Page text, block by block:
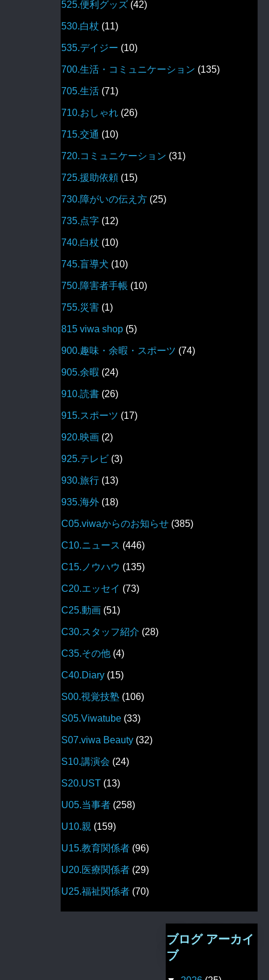
525.便利グッズ (42)
530.白杖 (11)
535.デイジー (10)
700.生活・コミュニケーション (135)
705.生活 (71)
710.おしゃれ (26)
715.交通 (10)
720.コミュニケーション (31)
725.援助依頼 (15)
730.障がいの伝え方 (25)
735.点字 (12)
740.白杖 (10)
745.盲導犬 (10)
750.障害者手帳 (10)
755.災害 (1)
815 viwa shop (5)
900.趣味・余暇・スポーツ (74)
905.余暇 (24)
910.読書 (26)
915.スポーツ (17)
920.映画 (2)
925.テレビ (3)
930.旅行 (13)
935.海外 (18)
C05.viwaからのお知らせ (385)
C10.ニュース (446)
C15.ノウハウ (135)
C20.エッセイ (73)
C25.動画 (51)
C30.スタッフ紹介 (28)
C35.その他 (4)
C40.Diary (15)
S00.視覚技塾 (106)
S05.Viwatube (33)
S07.viwa Beauty (32)
S10.講演会 (24)
S20.UST (13)
U05.当事者 (258)
U10.親 (159)
U15.教育関係者 (96)
U20.医療関係者 (29)
U25.福祉関係者 (70)
ブログ アーカイ
ブ